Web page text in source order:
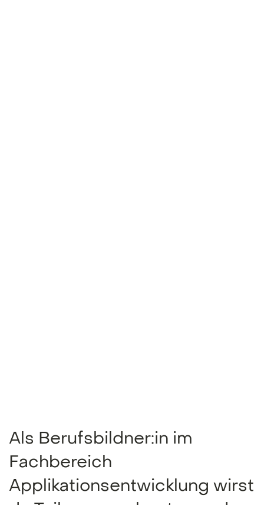
Als Berufsbildner:in im
Fachbereich
Applikationsentwicklung wirst